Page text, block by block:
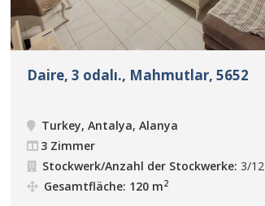
Daire, 3 odalı., Mahmutlar, 5652
Turkey, Antalya, Alanya
3 Zimmer
Stockwerk/Anzahl der Stockwerke: 3/12
Gesamtfläche: 120 m2